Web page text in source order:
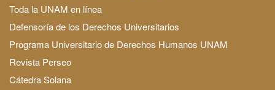
Toda la UNAM en línea
Defensoría de los Derechos Universitarios
Programa Universitario de Derechos Humanos UNAM
Revista Perseo
Cátedra Solana